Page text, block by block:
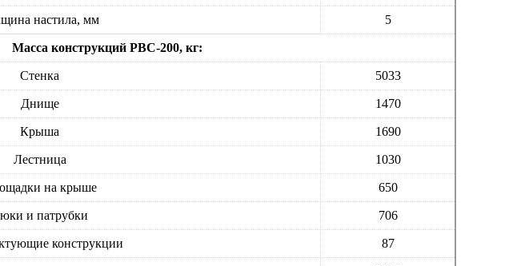
настила, мм 5
Масса конструкций РВС-200, кг:
Стенка 5033
Днище 1470
Крыша 1690
Лестница 1030
на крыше 650
и патрубки 706
конструкции 87